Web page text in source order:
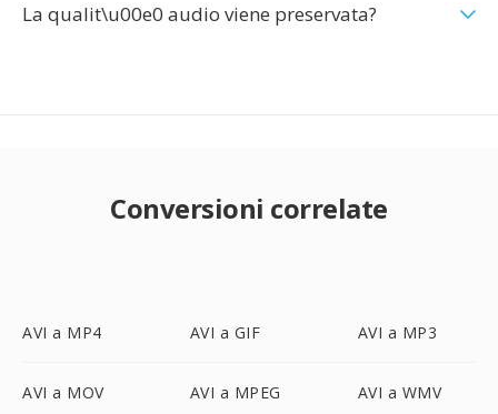
La qualit\u00e0 audio viene preservata?
Conversioni correlate
AVI a MP4 AVI a GIF AVI a MP3
AVI a MOV AVI a MPEG AVI a WMV